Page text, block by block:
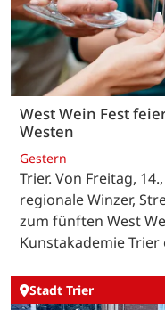
West Wein Fest
Westen
Gestern
Trier. Von Freitag,
regionale Winzer,
zum fünften West
Kunstakademie Trier
Stadt Trier